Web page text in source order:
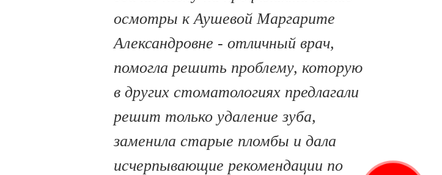
осмотры к Аушевой Маргарите
Александровне - отличный врач,
помогла решить проблему, которую
в других стоматологиях предлагали
решит только удаление зуба,
заменила старые пломбы и дала
исчерпывающие рекомендации по